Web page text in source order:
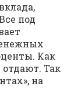
под
Как
Так
на